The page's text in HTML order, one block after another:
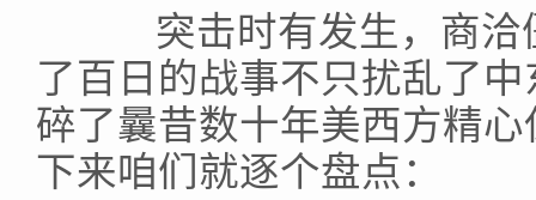
突击时有发生，商洽
了百日的战事不只扰乱了
碎了曩昔数十年美西方精
下来咱们就逐个盘点：